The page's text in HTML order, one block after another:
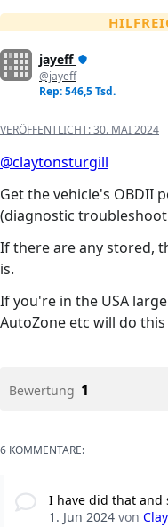
jayeff
@jayeff
Rep: 546,5 Tsd.
VERÖFFENTLICHT:30. MAI 2024
@claytonsturgill
Get the vehicle's OBDII
(diagnostic
If there are any stored,
is.
If you're in the USA
AutoZone etc will do
Bewertung 1
6 KOMMENTARE:
I have did that and
1. Jun 2024von